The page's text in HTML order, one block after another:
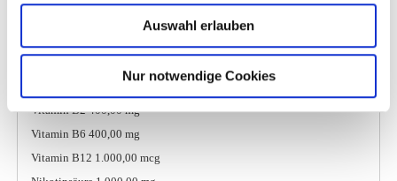
Auswahl erlauben
Nur notwendige Cookies
Vitamin B2 400,00 mg
Vitamin B6 400,00 mg
Vitamin B12 1.000,00 mcg